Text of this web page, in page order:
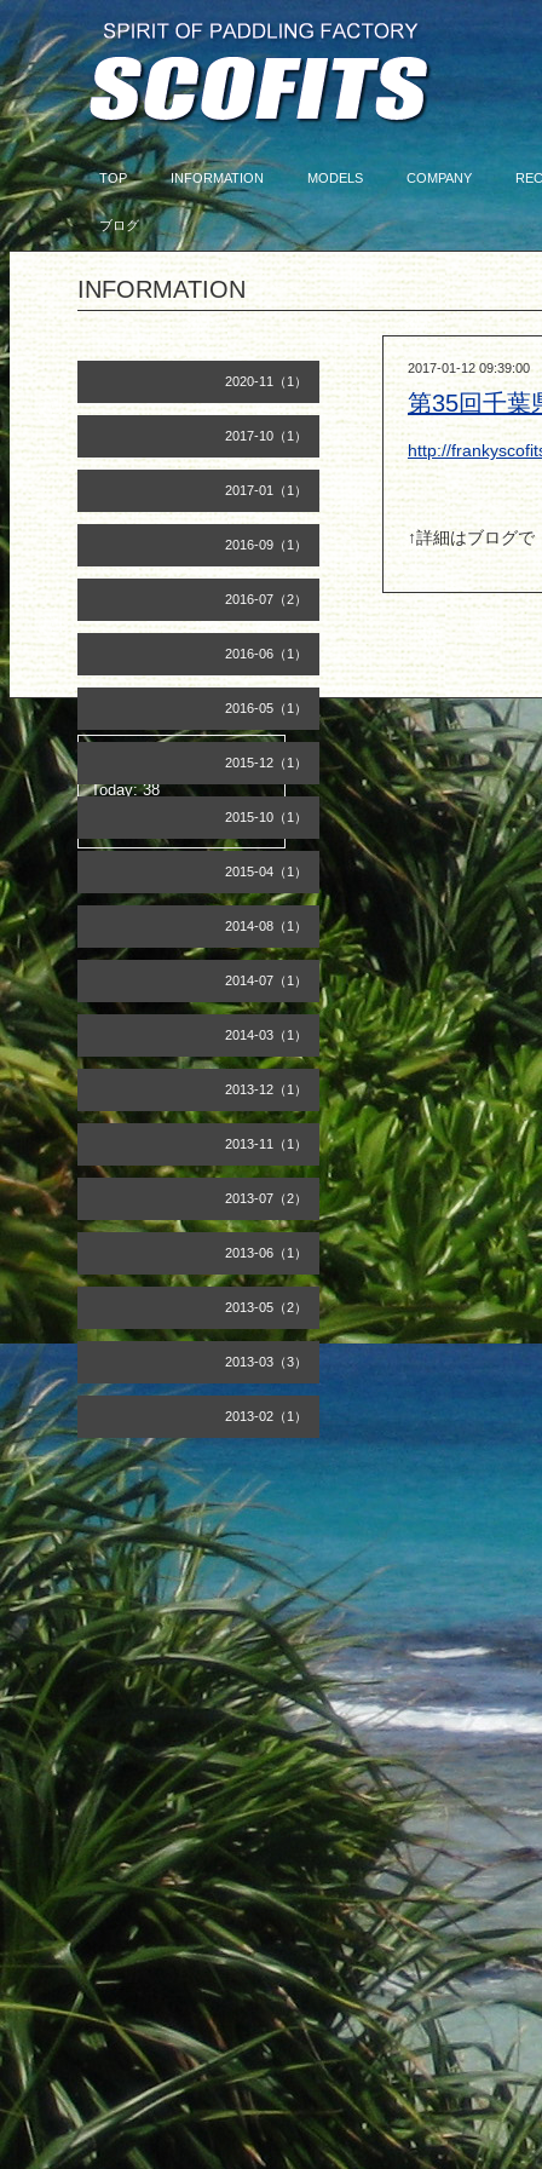
TOP INFORMATION MODELS COMPANY
ブログ
2020-11（1）
2017-10（1）
2017-01（1）
2016-09（1）
2016-07（2）
2016-06（1）
2016-05（1）
2015-12（1）
2015-10（1）
2015-04（1）
2014-08（1）
2014-07（1）
2014-03（1）
2013-12（1）
2013-11（1）
2013-07（2）
2013-06（1）
2013-05（2）
2013-03（3）
2013-02（1）
INFORMATION
2017-01-12 09:39:00
第35回千葉
http://
↑詳細はブログで
Today:38